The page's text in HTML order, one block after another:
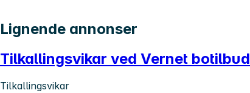
Lignende annonser
Tilkallingsvikar ved Vernet botilbud
Tilkallingsvikar